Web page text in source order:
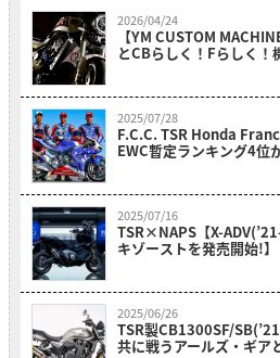
2026/04/24
【YM CUSTOM
とCBらしく！Fらしく
2025/07/28
F.C.C. TSR Honda
EWC暫定ランキング4位
2025/07/16
TSR×NAPS【X-
キゾーストを発売開始!】
2025/06/26
TSR製CB1300SF/
共に戦うアールズ・ギア